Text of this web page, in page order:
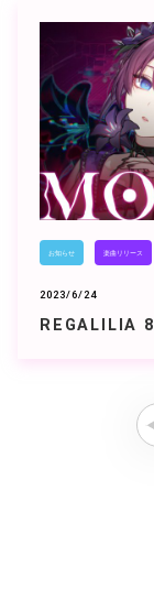
お知らせ 楽曲リリース
2023/6/24
REGALILIA